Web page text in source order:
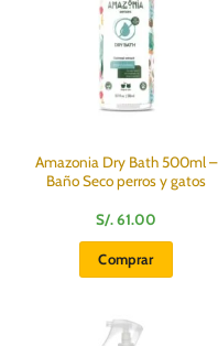
Amazonia Dry Bath 500ml –
Baño Seco perros y gatos
S/.61.00
Comprar